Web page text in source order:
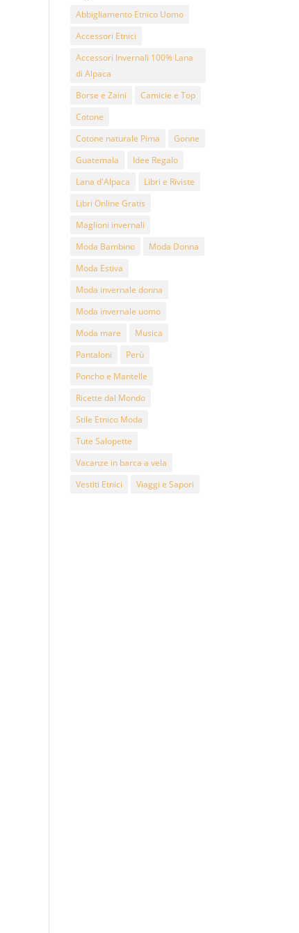
Abbigliamento Etnico Uomo
Accessori Etnici
Accessori Invernali 100% Lana
di Alpaca
Borse e Zaini
Camicie e Top
Cotone
Cotone naturale Pima
Gonne
Guatemala
Idee Regalo
Lana d'Alpaca
Libri e Riviste
Libri Online Gratis
Maglioni invernali
Moda Bambino
Moda Donna
Moda Estiva
Moda invernale donna
Moda invernale uomo
Moda mare
Musica
Pantaloni
Perù
Poncho e Mantelle
Ricette dal Mondo
Stile Etnico Moda
Tute Salopette
Vacanze in barca a vela
Vestiti Etnici
Viaggi e Sapori